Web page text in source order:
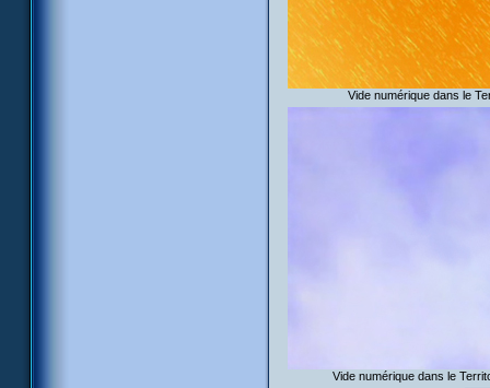
Vide numérique dans le
Vide numérique dans le